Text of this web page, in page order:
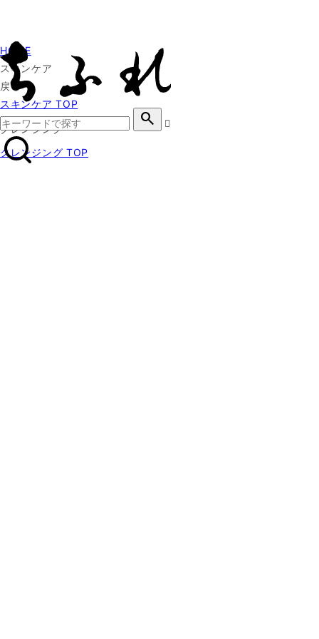
search
HOME
スキンケア
戻る
スキンケア TOP
クレンジング
クレンジング TOP